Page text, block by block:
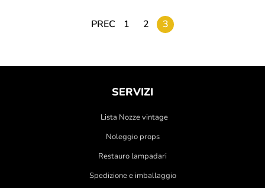
PREC 1 2 3
SERVIZI
Lista Nozze vintage
Noleggio props
Restauro lampadari
Spedizione e imballaggio